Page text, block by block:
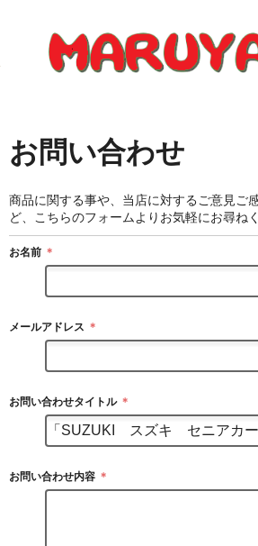
お問い合わせ
商品に関する事や、当店に対するご意見ご
ど、こちらのフォームよりお気軽にお尋ね
お名前 ＊
メールアドレス ＊
お問い合わせタイトル ＊
お問い合わせ内容 ＊